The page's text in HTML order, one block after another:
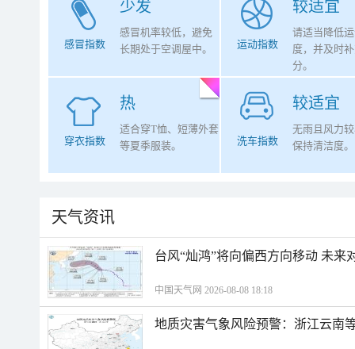
少发
感冒指数
感冒机率较低，避免
长期处于空调屋中。
较适宜
运动指数
请适当降低
度，并及时
分。
热
穿衣指数
适合穿T恤、短薄外套
等夏季服装。
较适宜
洗车指数
无雨且风力
保持清洁度。
天气资讯
台风“灿鸿”将向偏西方向移动 未来
中国天气网 2026-08-08 18:18
地质灾害气象风险预警：浙江云南